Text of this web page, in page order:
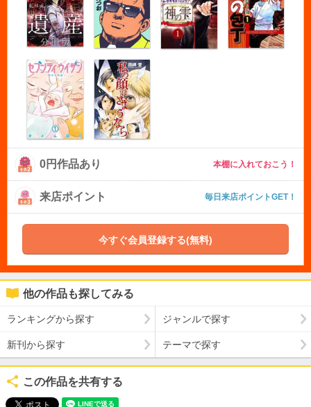
0円作品あり 本棚に入れておこう！
来店ポイント 毎日来店ポイントGET！
今すぐ会員登録する(無料)
他の作品も探してみる
ランキングから探す ジャンルで探す
新刊から探す テーマで探す
この作品を共有する